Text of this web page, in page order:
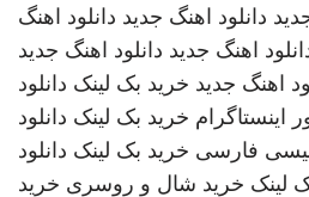
دانلود اهنگ جدید دانلود اهنگ
اهنگ جدید دانلود اهنگ جدید
اهنگ جدید خرید بک لینک دانلود
اینستاگرام خرید بک لینک دانلود
فارسی خرید بک لینک دانلود
لینک خرید شال و روسری خرید